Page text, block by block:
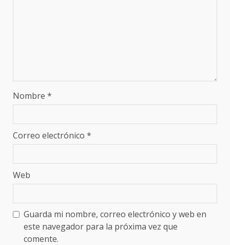
Nombre *
Correo electrónico *
Web
Guarda mi nombre, correo electrónico y web en
este navegador para la próxima vez que
comente.